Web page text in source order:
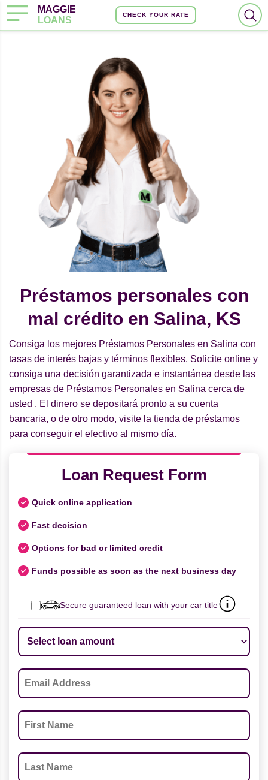
MAGGIE
LOANS
CHECK YOUR RATE
Préstamos personales con
mal crédito en Salina, KS
Consiga los mejores Préstamos Personales en Salina con
tasas de interés bajas y términos flexibles. Solicite online y
consiga una decisión garantizada e instantánea desde las
empresas de Préstamos Personales en Salina cerca de
usted . El dinero se depositará pronto a su cuenta
bancaria, o de otro modo, visite la tienda de préstamos
para conseguir el efectivo al mismo día.
Loan Request Form
Quick online application
Fast decision
Options for bad or limited credit
Funds possible as soon as the next business day
Secure guaranteed loan with your car title